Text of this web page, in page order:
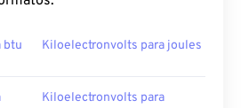
btu Kiloelectronvolts para joules
Kiloelectronvolts para